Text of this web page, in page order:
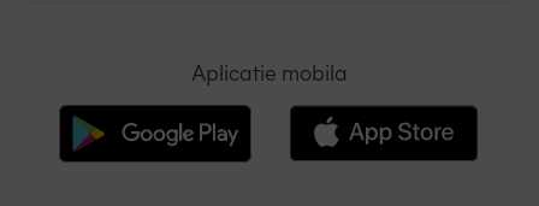
Aplicatie mobila